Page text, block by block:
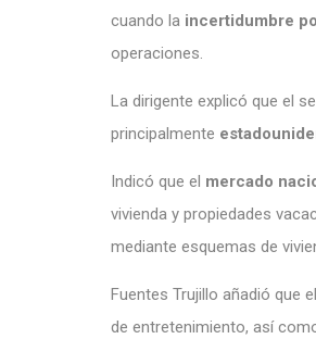
cuando la incertidumbre
operaciones.
La dirigente explicó que el
principalmente
Indicó que el mercado
vivienda y propiedades
mediante esquemas de
Fuentes Trujillo añadió que
de entretenimiento, así